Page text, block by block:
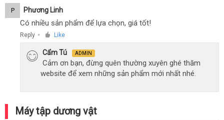
P Phương Linh
Có nhiều sản phẩm để lựa chọn, giá tốt!
Reply ● Like
Cẩm Tú ADMIN
Cảm ơn bạn, đừng quên thường xuyên ghé thăm
website để xem những sản phẩm mới nhất nhé.
Máy tập dương vật